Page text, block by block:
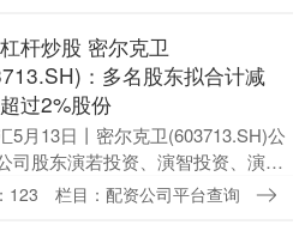
杆炒股 密尔克卫
：多名股东拟合计减
过2%股份
5月13日丨密尔克卫(603713.SH)公
司股东演若投资、演智投资、演惠
划通过大宗交易方式分别减持公司
123 栏目：配资公司平台查询